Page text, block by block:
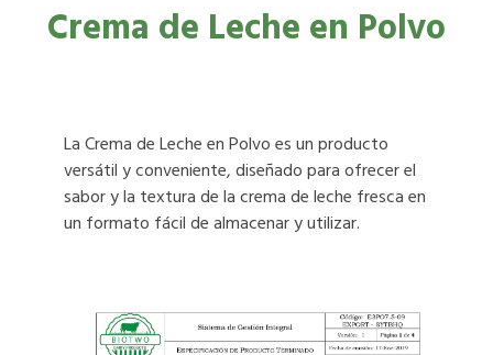
Crema de Leche en Polvo
La Crema de Leche en Polvo es un producto
versátil y conveniente, diseñado para ofrecer el
sabor y la textura de la crema de leche fresca en
un formato fácil de almacenar y utilizar.